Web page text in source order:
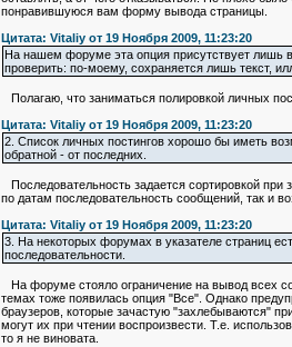
понравившуюся вам форму вывода страницы.
Цитата: Vitaliy от 19 Ноября 2009, 11:23:20
На нашем форуме эта опция присутствует лишь
проверить: по-моему, сохраняется лишь текст,
Полагаю, что заниматься полировкой личных
Цитата: Vitaliy от 19 Ноября 2009, 11:23:20
2. Список личных постингов хорошо бы иметь
обратной - от последних.
Последовательность задается сортировкой
по датам последовательность сообщений, так и
Цитата: Vitaliy от 19 Ноября 2009, 11:23:20
3. На некоторых форумах в указателе страниц
последовательности.
На форуме стояло ограничение на вывод всех
темах тоже появилась опция "Все". Однако
браузеров, которые зачастую "захлебываются"
могут их при чтении воспроизвести. Т.е.
то я не виновата.